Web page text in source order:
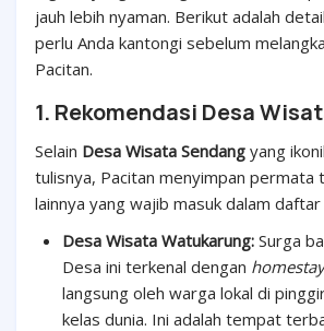
jauh lebih nyaman. Berikut adalah
perlu Anda kantongi sebelum
Pacitan.
1. Rekomendasi Desa
Selain Desa Wisata Sendang yang
tulisnya, Pacitan menyimpan permata
lainnya yang wajib masuk dalam daftar
Desa Wisata Watukarung: Surga
Desa ini terkenal dengan homestay
langsung oleh warga lokal di
kelas dunia. Ini adalah tempat